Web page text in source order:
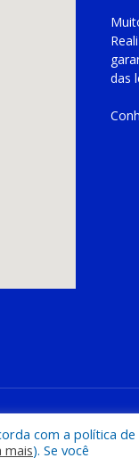
das
com a política de
mais). Se você